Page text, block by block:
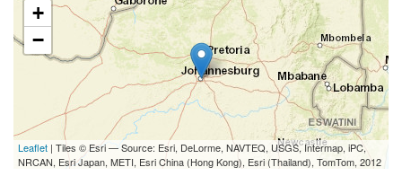
+
−
Leaflet | Tiles © Esri — Source: Esri, DeLorme, NAVTEQ, USGS, Intermap, iPC,
NRCAN, Esri Japan, METI, Esri China (Hong Kong), Esri (Thailand), TomTom, 2012